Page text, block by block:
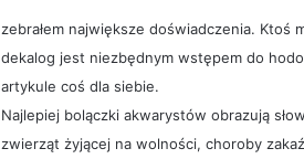
zebrałem największe doświadczenia. Ktoś
dekalog jest niezbędnym wstępem do
artykule coś dla siebie.
Najlepiej bolączki akwarystów obrazują
zwierząt żyjącej na wolności, choroby